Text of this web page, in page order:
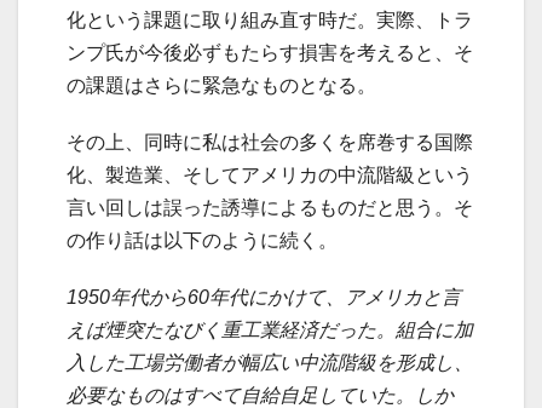
化という課題に取り組み直す時だ。実際、トラ
ンプ氏が今後必ずもたらす損害を考えると、そ
の課題はさらに緊急なものとなる。
その上、同時に私は社会の多くを席巻する国際
化、製造業、そしてアメリカの中流階級という
言い回しは誤った誘導によるものだと思う。そ
の作り話は以下のように続く。
1950年代から60年代にかけて、アメリカと言
えば煙突たなびく重工業経済だった。組合に加
入した工場労働者が幅広い中流階級を形成し、
必要なものはすべて自給自足していた。しか